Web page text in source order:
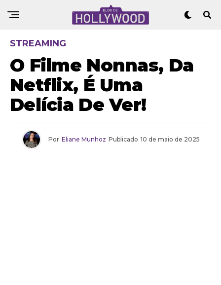
STREAMING
O Filme Nonnas, Da
Netflix, É Uma
Delícia De Ver!
Por Eliane Munhoz Publicado 10 de maio de 2025